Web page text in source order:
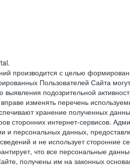
производится с целью
Пользователей Сайта
выявления подозрительной
изменять перечень
хранение полученных
сторонних интернет-сервисов.
и персональных данных,
и не использует
что все персональные
получены им на законных